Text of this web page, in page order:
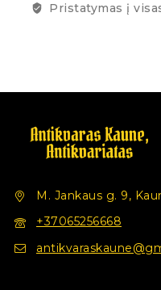
Pristatymas į
M. Jankaus g. 9,
+37065256668